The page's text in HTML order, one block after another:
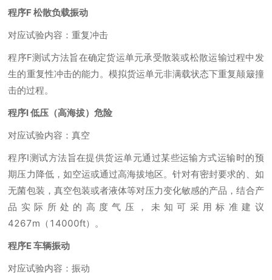
程序F 松散负载振动
对应试验内容：重复冲击
程序F测试方法旨在确定货运单元承受散装或松散运输过程中发
生的重复性冲击的能力。模拟货运单元非满载状态下重复颠簸撞
击的过程。
程序I 低压（高海拔）危险
对应试验内容：真空
程序I测试方法旨在提供货运单元通过某些运输方式运输时的预
期压力降低，如空运或通过高海拔地区。针对有密封要求的、如
无菌包装，真空包装或者液体等对压力变化敏感的产品，结合产
品实际所处的高度气压，未知可采用标准建议
4267m（14000ft）。
程序E 车辆振动
对应试验内容：振动